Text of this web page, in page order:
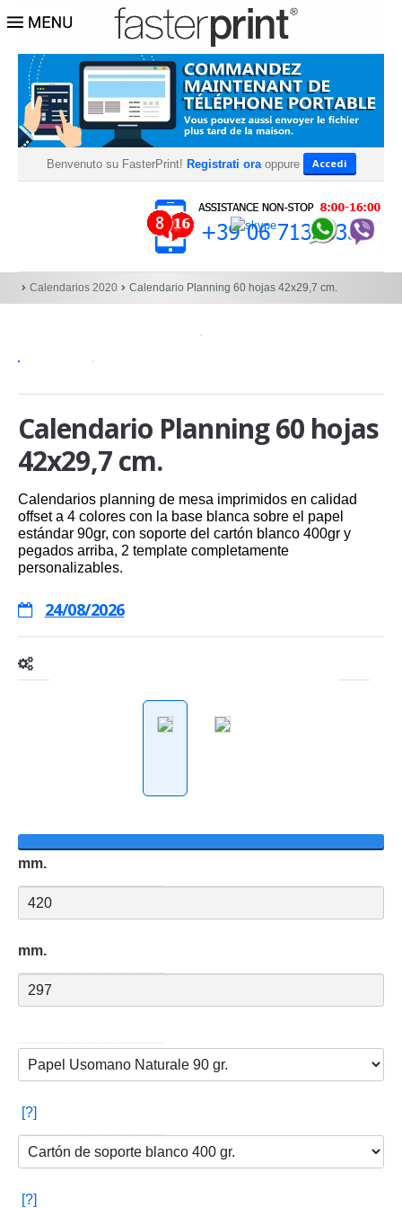
Benvenuto su FasterPrint! Registrati oraoppure Accedi
Calendarios 2020 Calendario Planning 60 hojas 42x29,7 cm.
Calendario Planning 60 hojas
42x29,7 cm.
Calendarios planning de mesa imprimidos en calidad
offset a 4 colores con la base blanca sobre el papel
estándar 90gr, con soporte del cartón blanco 400gr y
pegados arriba, 2 template completamente
personalizables.
24/08/2026
mm.
mm.
[?]
[?]